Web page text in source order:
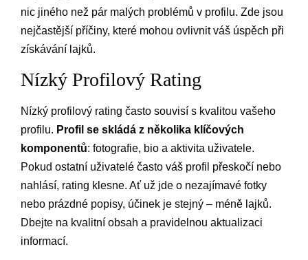
nic jiného než pár malých problémů v profilu. Zde jsou
nejčastější příčiny, které mohou ovlivnit váš úspěch při
získávání lajků.
Nízký Profilový Rating
Nízký profilový rating často souvisí s kvalitou vašeho
profilu. Profil se skládá z několika klíčových
komponentů: fotografie, bio a aktivita uživatele.
Pokud ostatní uživatelé často váš profil přeskočí nebo
nahlásí, rating klesne. Ať už jde o nezajímavé fotky
nebo prázdné popisy, účinek je stejný – méně lajků.
Dbejte na kvalitní obsah a pravidelnou aktualizaci
informací.